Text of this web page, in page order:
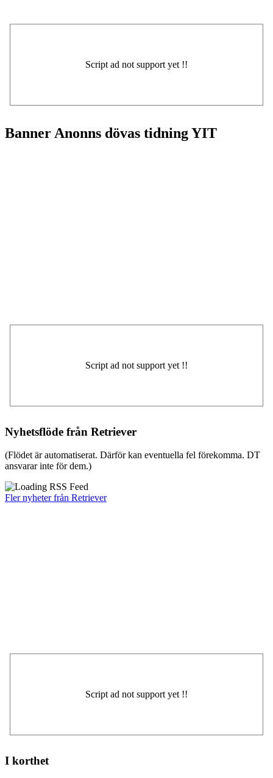
Banner Anonns dövas tidning YIT
Nyhetsflöde från Retriever
(Flödet är automatiserat. Därför kan eventuella fel förekomma. DT
ansvarar inte för dem.)
Fler nyheter från Retriever
I korthet